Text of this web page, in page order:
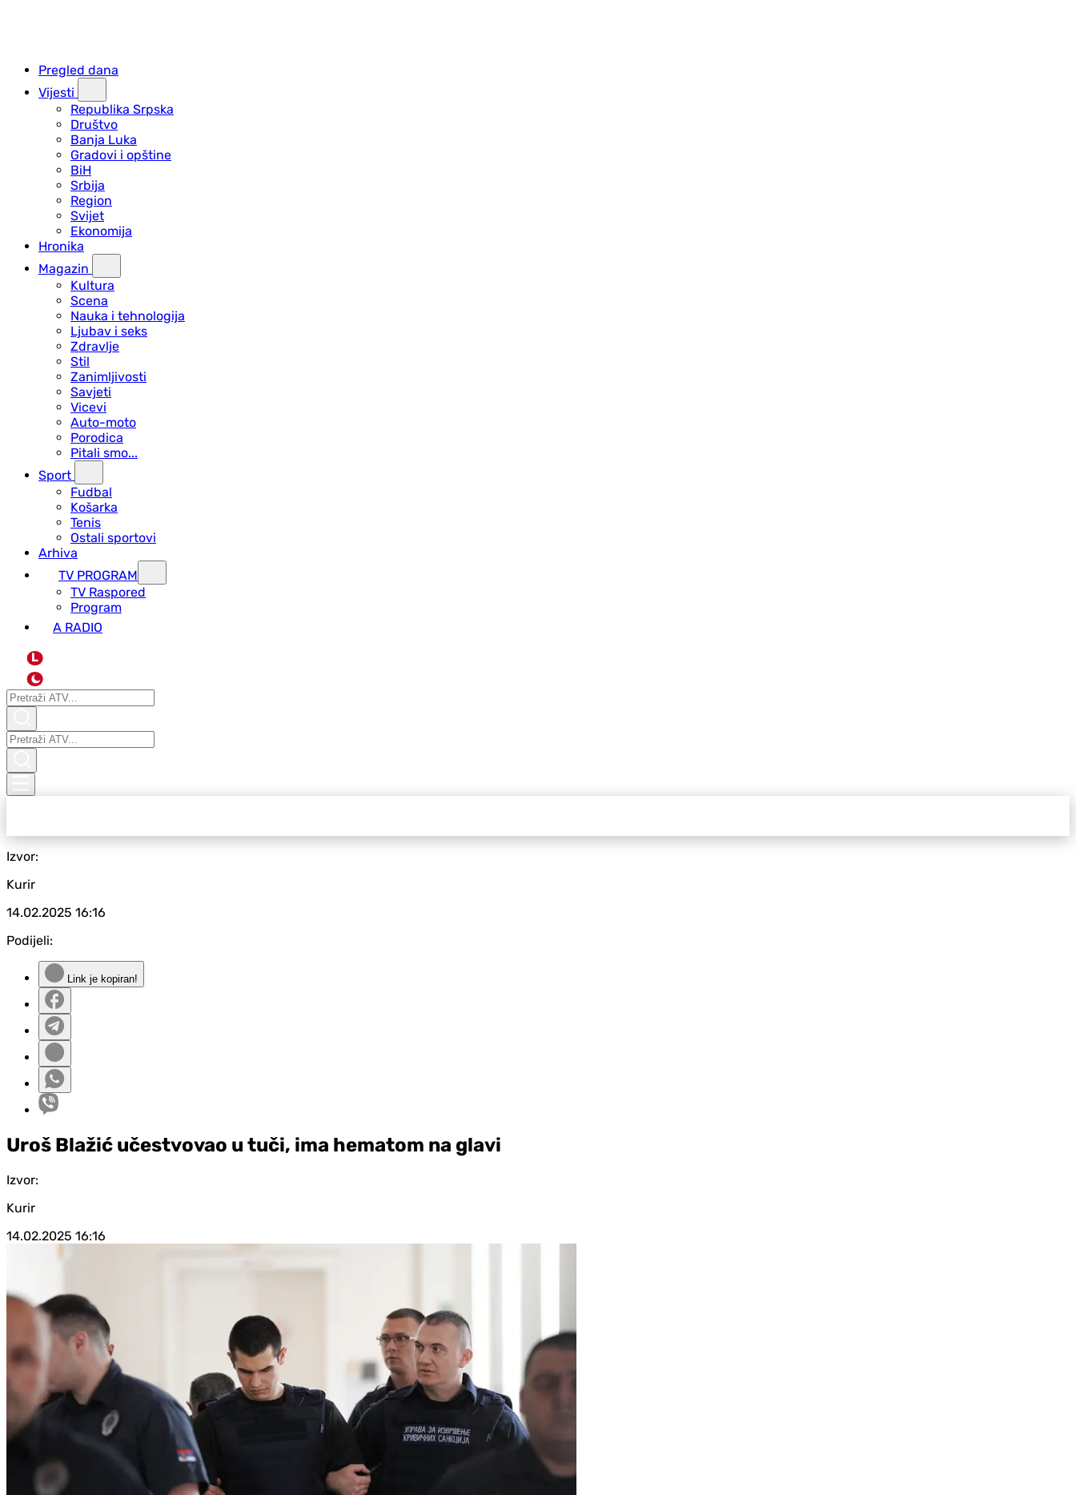
Pregled dana
Vijesti
Republika Srpska
Društvo
Banja Luka
Gradovi i opštine
BiH
Srbija
Region
Svijet
Ekonomija
Hronika
Magazin
Kultura
Scena
Nauka i tehnologija
Ljubav i seks
Zdravlje
Stil
Zanimljivosti
Savjeti
Vicevi
Auto-moto
Porodica
Pitali smo...
Sport
Fudbal
Košarka
Tenis
Ostali sportovi
Arhiva
TV PROGRAM
ТV Raspored
Program
A RADIO
L
Izvor:
Kurir
14.02.2025 16:16
Podijeli:
Link je kopiran!
Uroš Blažić učestvovao u tuči, ima hematom na glavi
Izvor:
Kurir
14.02.2025 16:16